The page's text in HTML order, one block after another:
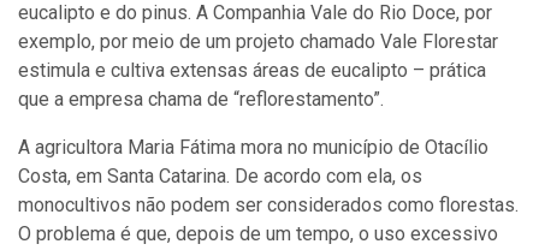
eucalipto e do pinus. A Companhia Vale do Rio Doce, por
exemplo, por meio de um projeto chamado Vale Florestar
estimula e cultiva extensas áreas de eucalipto – prática
que a empresa chama de “reflorestamento”.
A agricultora Maria Fátima mora no município de Otacílio
Costa, em Santa Catarina. De acordo com ela, os
monocultivos não podem ser considerados como florestas.
O problema é que, depois de um tempo, o uso excessivo